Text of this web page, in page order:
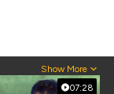
Show More
07:28